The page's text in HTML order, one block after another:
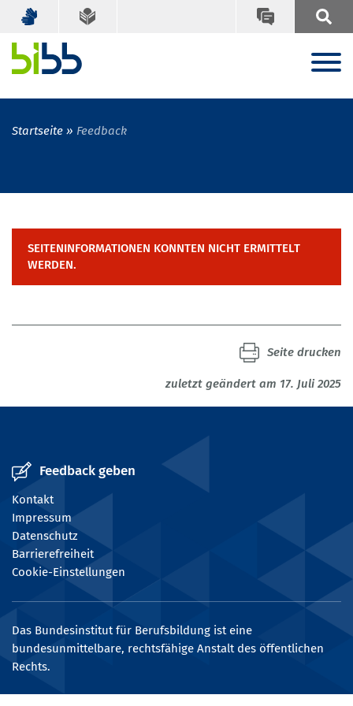
Startseite Feedback
SEITENINFORMATIONEN KONNTEN NICHT ERMITTELT
WERDEN.
zuletzt geändert am 17. Juli 2025
Seite drucken
Feedback geben
Kontakt
Impressum
Datenschutz
Barrierefreiheit
Cookie-Einstellungen
Das Bundesinstitut für Berufsbildung ist eine
bundesunmittelbare, rechtsfähige Anstalt des öffentlichen
Rechts.